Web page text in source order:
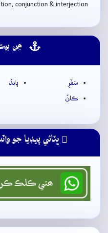
conjunction & interjection
ھِن
سَفَرِ پاندُ
ڪانُ
ڀٽائي پيڊيا جو